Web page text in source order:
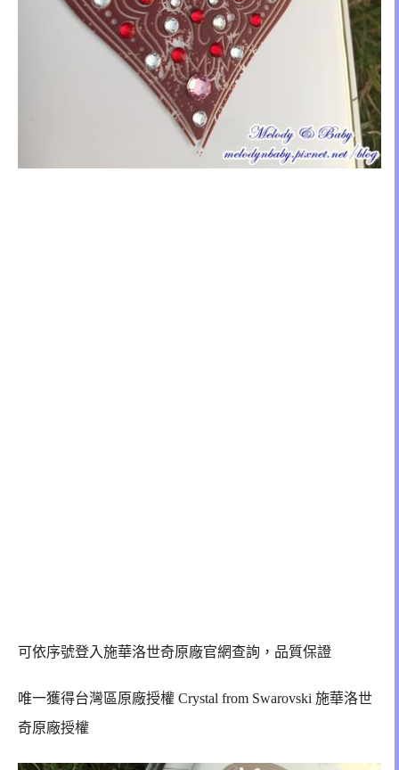
可依序號登入施華洛世奇原廠官網查詢，品質保證
唯一獲得台灣區原廠授權 Crystal from Swarovski 施華洛世
奇原廠授權